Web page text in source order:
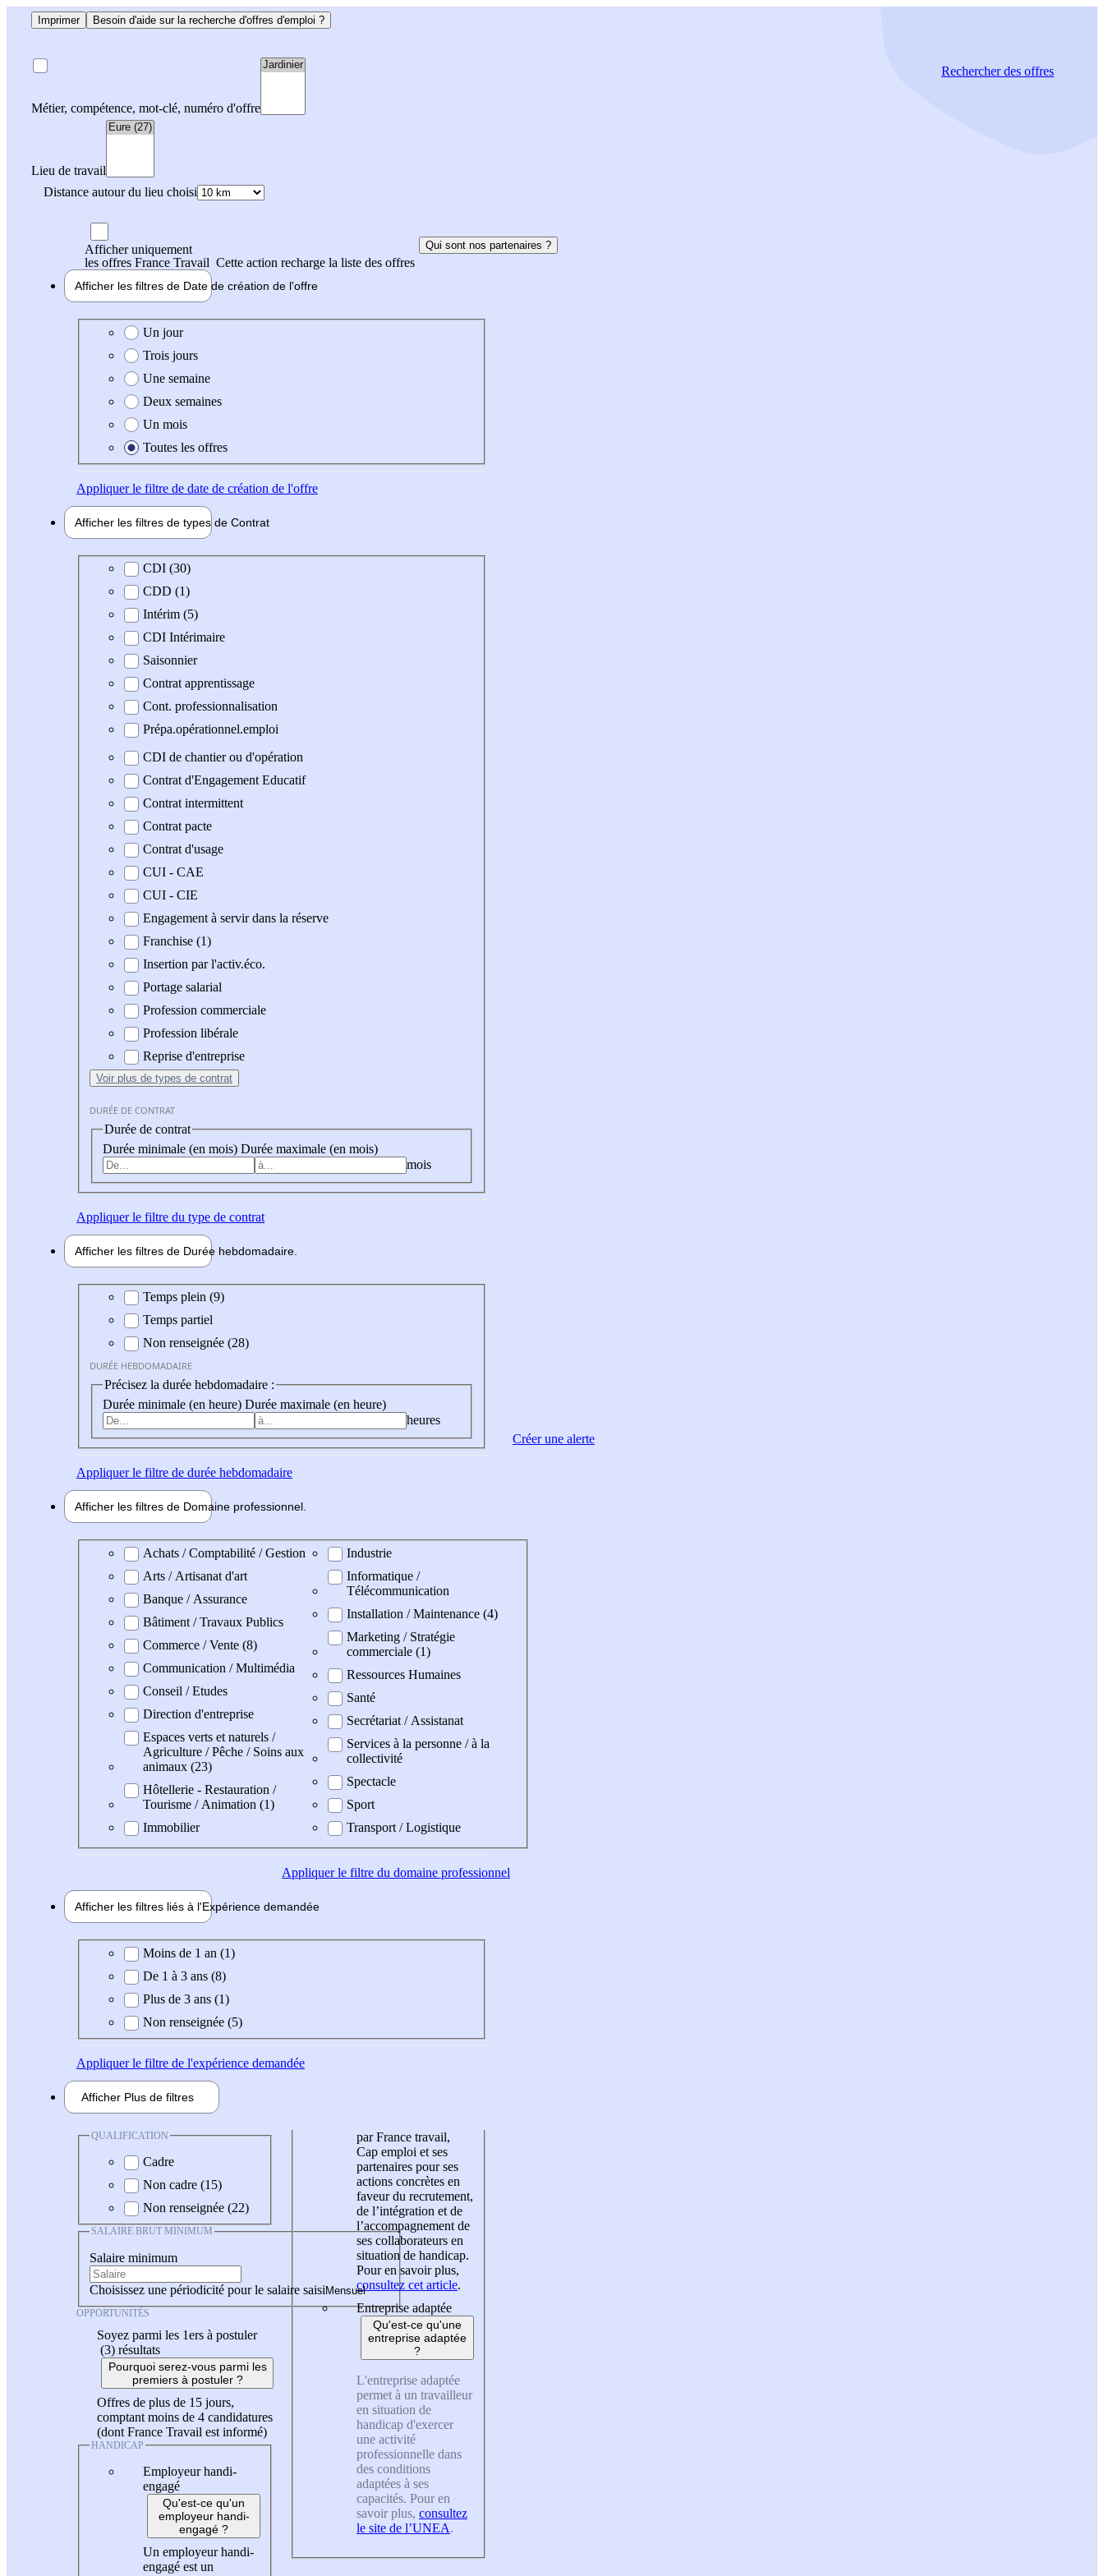
Imprimer Besoin d'aide sur la recherche d'offres d'emploi ?
Métier, compétence, mot-clé, numéro d'offre
Lieu de travail
Distance autour du lieu choisi
Rechercherdes offres
Afficher uniquement
les offres France Travail Cette action recharge la liste des offres
Qui sont nos partenaires ?
Afficher les filtres de Date de création de l'offre
Date de création de l'offre
Un jour
Trois jours
Une semaine
Deux semaines
Un mois
Toutes les offres
Appliquerle filtre de date de création de l'offre
Afficher les filtres de types de Contrat
Type de contratCDI (30)
CDD (1)
Intérim (5)
CDI Intérimaire
Saisonnier
Contrat apprentissage
Cont. professionnalisation
Prépa.opérationnel.emploi
CDI de chantier ou d'opération
Contrat d'Engagement Educatif
Contrat intermittent
Contrat pacte
Contrat d'usage
CUI - CAE
CUI - CIE
Engagement à servir dans la réserve
Franchise (1)
Insertion par l'activ.éco.
Portage salarial
Profession commerciale
Profession libérale
Reprise d'entreprise
Voir plus de types de contrat
DURÉE DE CONTRAT
Durée de contrat
Durée minimale (en mois) Durée maximale (en mois)
mois
Appliquerle filtre du type de contrat
Afficher les filtres de Durée hebdomadaire
Durée hebdomadaire
Temps plein (9)
Temps partiel
Non renseignée (28)
DURÉE HEBDOMADAIRE
Précisez la durée hebdomadaire :
Durée minimale (en heure) Durée maximale (en heure)
heures
Appliquerle filtre de durée hebdomadaire
Afficher les filtres de Domaine professionnel
Domaine professionel
Achats / Comptabilité / Gestion
Arts / Artisanat d'art
Banque / Assurance
Bâtiment / Travaux Publics
Commerce / Vente (8)
Communication / Multimédia
Conseil / Etudes
Direction d'entreprise
Espaces verts et naturels /
Agriculture / Pêche / Soins aux
animaux (23)
Hôtellerie - Restauration /
Tourisme / Animation (1)
Immobilier
Industrie
Informatique /
Télécommunication
Installation / Maintenance (4)
Marketing / Stratégie
commerciale (1)
Ressources Humaines
Santé
Secrétariat / Assistanat
Services à la personne / à la
collectivité
Spectacle
Sport
Transport / Logistique
Appliquerle filtre du domaine professionnel
Afficher les filtres liés à l'Expérience demandée
Expérience demandée
Moins de 1 an (1)
De 1 à 3 ans (8)
Plus de 3 ans (1)
Non renseignée (5)
Appliquerle filtre de l'expérience demandée
Afficher Plus de filtres
QUALIFICATION
Cadre
Non cadre (15)
Non renseignée (22)
SALAIRE BRUT MINIMUM
Salaire minimum
Choisissez une périodicité pour le salaire saisi
OPPORTUNITÉS
Soyez parmi les 1ers à postuler
(3) résultats
Pourquoi serez-vous parmi les
premiers à postuler ?
Offres de plus de 15 jours,
comptant moins de 4 candidatures
(dont France Travail est informé)
HANDICAP
Employeur handi-
engagé
Qu'est-ce qu'un
employeur handi-
engagé ?
Un employeur handi-
engagé est un
par France travail,
Cap emploi et ses
partenaires pour ses
actions concrètes en
faveur du recrutement,
de l’intégration et de
l’accompagnement de
ses collaborateurs en
situation de handicap.
Pour en savoir plus,
consultez cet article.
Entreprise adaptée
Qu'est-ce qu'une
entreprise adaptée
?
L'entreprise adaptée
permet à un travailleur
en situation de
handicap d'exercer
une activité
professionnelle dans
des conditions
adaptées à ses
capacités. Pour en
savoir plus, consultez
le site de l’UNEA.
Créer une alerte